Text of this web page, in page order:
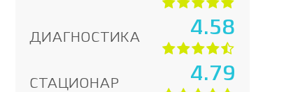
ДИАГНОСТИКА 4.58
СТАЦИОНАР 4.79